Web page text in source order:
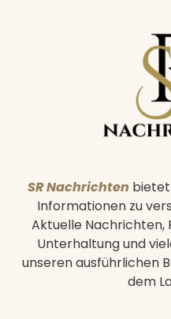
SR Nachrichten
Informationen zu
Aktuelle Nachrichten,
Unterhaltung und
unseren ausführlichen
dem